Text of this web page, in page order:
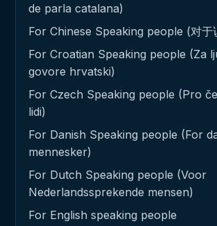
de parla catalana)
For Chinese Speaking people (对于
For Croatian Speaking people (Za
govore hrvatski)
For Czech Speaking people (Pro
lidi)
For Danish Speaking people (For
mennesker)
For Dutch Speaking people (Voor
Nederlandssprekende mensen)
For English speaking people